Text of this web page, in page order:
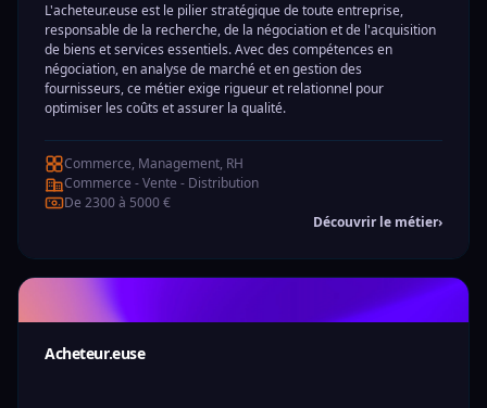
L'acheteur.euse est le pilier stratégique de toute entreprise,
responsable de la recherche, de la négociation et de l'acquisition
de biens et services essentiels. Avec des compétences en
négociation, en analyse de marché et en gestion des
fournisseurs, ce métier exige rigueur et relationnel pour
optimiser les coûts et assurer la qualité.
Commerce, Management, RH
Commerce - Vente - Distribution
De 2300 à 5000 €
Découvrir le métier›
Acheteur.euse